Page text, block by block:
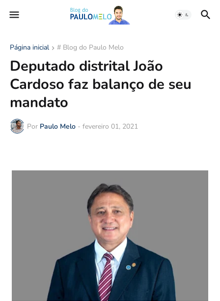
Página inicial # Blog do Paulo Melo
Deputado distrital João
Cardoso faz balanço de seu
mandato
Por Paulo Melo - fevereiro 01, 2021